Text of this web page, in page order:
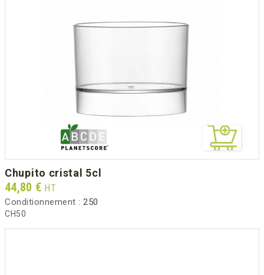
chupito cristal 5cl
Prix
44,80 € HT
Conditionnement : 250
CH50